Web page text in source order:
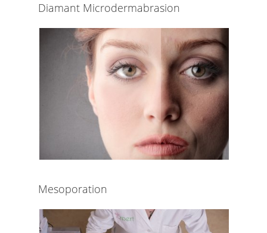
Diamant Microdermabrasion
Mesoporation